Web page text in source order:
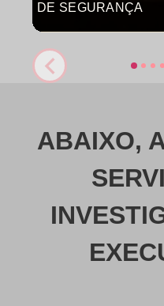
DE SEGURANÇA
ABAIXO,